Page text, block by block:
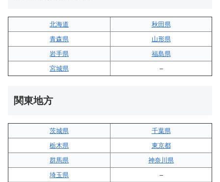
北海道
秋田県
青森県
山形県
岩手県
福島県
宮城県
–
関東地方
茨城県
千葉県
栃木県
東京都
群馬県
神奈川県
埼玉県
–